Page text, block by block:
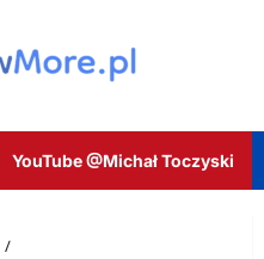
YouTube @Michał Toczyski